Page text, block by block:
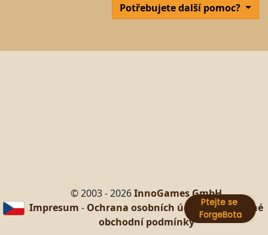
Potřebujete další pomoc?
© 2003 - 2026InnoGames GmbH
Impresum - Ochrana osobních údajů -Všeobecné
obchodní podmínky